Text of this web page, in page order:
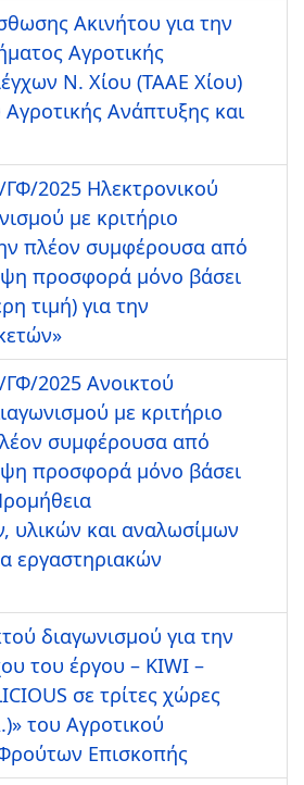
Ακινήτου για την
Αγροτικής
Ν. Χίου (ΤΑΑΕ Χίου)
Ανάπτυξης και
2025 Ηλεκτρονικού
με κριτήριο
πλέον συμφέρουσα από
προσφορά μόνο βάσει
τιμή) για την
2025 Ανοικτού
με κριτήριο
συμφέρουσα από
προσφορά μόνο βάσει
υλικών και αναλωσίμων
εργαστηριακών
διαγωνισμού για την
του έργου – KIWI –
σε τρίτες χώρες
του Αγροτικού
Επισκοπής